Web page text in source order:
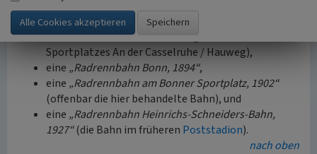
eine
Bestandsdatum, möglicherweise ein Teil des in der
Preußischen Neuaufnahmeeingezeichneten
Sportplatzes An der Casselruhe / Hauweg),
eine „Radrennbahn Bonn, 1894“,
eine „Radrennbahn am Bonner Sportplatz, 1902“
(offenbar die hier behandelte Bahn), und
eine „Radrennbahn Heinrichs-Schneiders-Bahn,
1927“(die Bahn im früheren Poststadion).
nach oben